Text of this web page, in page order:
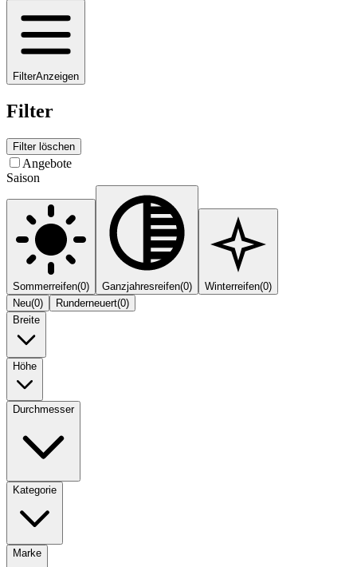
FilterAnzeigen
Filter
Filter löschen
Angebote
Saison
Sommerreifen(0) Ganzjahresreifen(0) Winterreifen(0)
Neu(0) Runderneuert(0)
Breite
Höhe
Durchmesser
Kategorie
Marke